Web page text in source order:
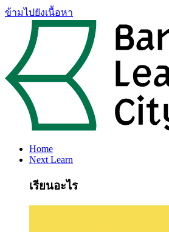
ข้ามไปยังเนื้อหา
Home
Next Learn
เรียนอะไร